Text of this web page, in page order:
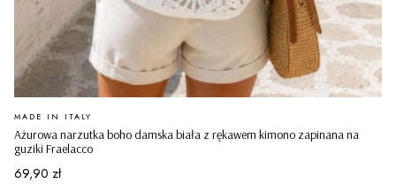
Ażurowa narzutka boho damska biała z rękawem kimono zapinana na
guziki Fraelacco
PRODUCENT
MADE IN ITALY
Cena
69,90 zł